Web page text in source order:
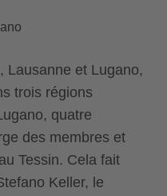
Lausanne et Lugano,
trois régions
quatre
des membres et
Tessin. Cela fait
Keller, le